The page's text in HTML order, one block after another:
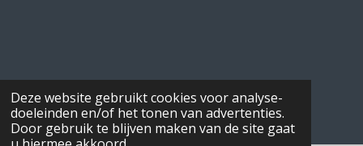
Deze website gebruikt cookies voor analyse-
doeleinden en/of het tonen van advertenties.
Door gebruik te blijven maken van de site gaat